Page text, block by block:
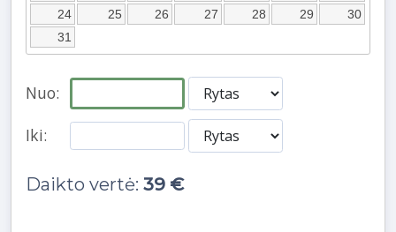
24
25 26 27 28 29
30
31
Nuo:
Iki:
Daikto vertė: 39 €